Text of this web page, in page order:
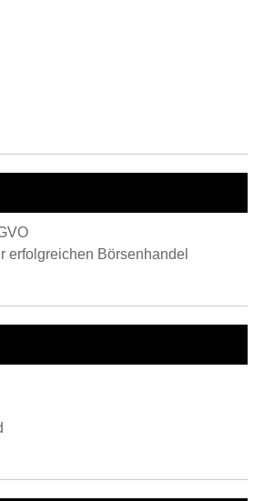
erfolgreichen Börsenhandel